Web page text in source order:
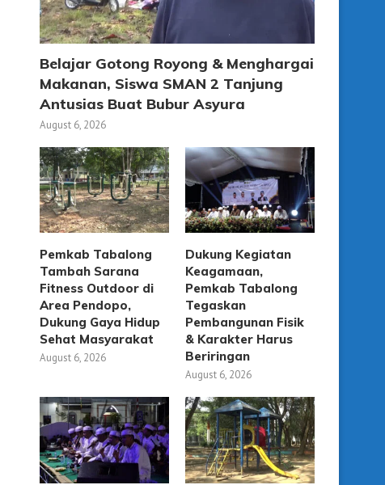
Belajar Gotong Royong & Menghargai
Makanan, Siswa SMAN 2 Tanjung
Antusias Buat Bubur Asyura
August 6, 2026
Pemkab Tabalong
Tambah Sarana
Fitness Outdoor di
Area Pendopo,
Dukung Gaya Hidup
Sehat Masyarakat
August 6, 2026
Dukung Kegiatan
Keagamaan,
Pemkab Tabalong
Tegaskan
Pembangunan Fisik
& Karakter Harus
Beriringan
August 6, 2026